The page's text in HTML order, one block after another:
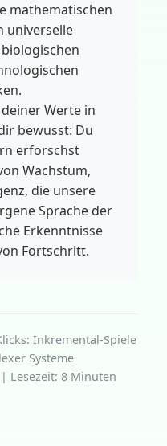
mathematischen
universelle
Werte in
bewusst: Du
erforschst
Wachstum,
die unsere
Sprache der
Erkenntnisse
Fortschritt.
Inkremental-Spiele
Systeme
| Lesezeit: 8 Minuten